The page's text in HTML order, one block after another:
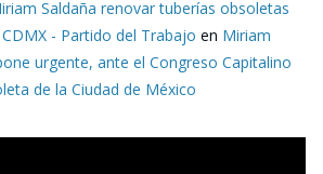
Saldaña renovar tuberías obsoletas
- Partido del Trabajo en Miriam
urgente, ante el Congreso Capitalino
de la Ciudad de México